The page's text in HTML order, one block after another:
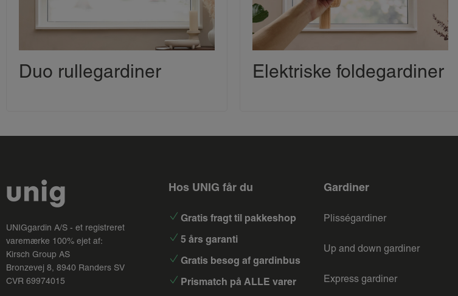
Duo rullegardiner Elektriske foldegardiner
UNIGgardin A/S - et registreret
varemærke 100% ejet af:
Kirsch Group AS
Bronzevej 8, 8940 Randers SV
CVR 69974015
Hos UNIG får du
Gratis fragt til pakkeshop
5 års garanti
Gratis besøg af gardinbus
Prismatch på ALLE varer
Gardiner
Plisségardiner
Up and down gardiner
Express gardiner